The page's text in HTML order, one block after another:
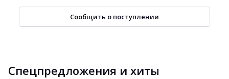
Сообщить о поступлении
Спецпредложения и хиты